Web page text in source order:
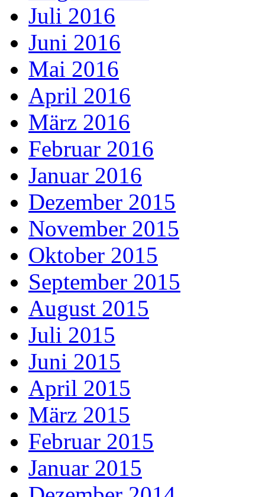
Juli 2016
Juni 2016
Mai 2016
April 2016
März 2016
Februar 2016
Januar 2016
Dezember 2015
November 2015
Oktober 2015
September 2015
August 2015
Juli 2015
Juni 2015
April 2015
März 2015
Februar 2015
Januar 2015